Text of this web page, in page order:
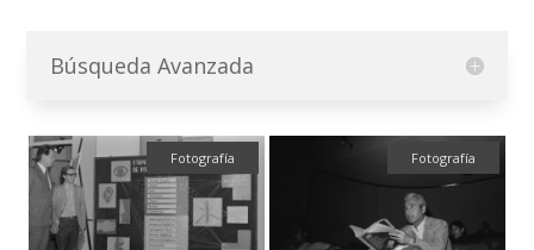
Búsqueda Avanzada
Fotografía Fotografía